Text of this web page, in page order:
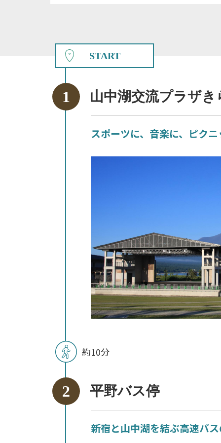
START
山中湖交流プラザき
スポーツに、音楽に、ピク
約10分
平野バス停
新宿と山中湖を結ぶ高速バ